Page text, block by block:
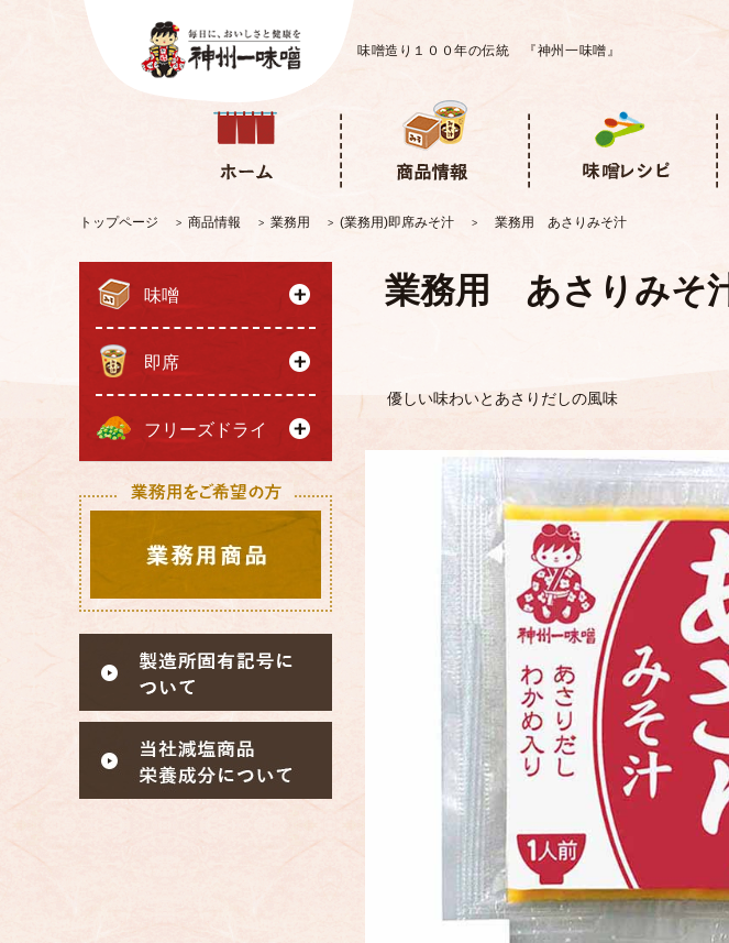
味噌造り１００年の伝統 『神州一味噌』
トップページ > 商品情報 > 業務用 > (業務用)即席みそ汁 > 業務用 あさりみそ汁
業務用 あさりみそ
優しい味わいとあさりだしの風味
味噌
即席
フリーズドライ